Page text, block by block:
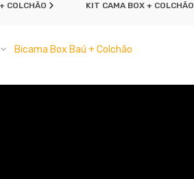
COLCHÃO KIT CAMA BOX + COLCHÃO
Bicama Box Baú + Colchão